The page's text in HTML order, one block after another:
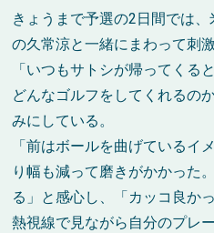
きょうまで予選の2日間では
の久常涼と一緒にまわって刺
「いつもサトシが帰ってくる
どんなゴルフをしてくれるの
みにしている。
「前はボールを曲げているイ
り幅も減って磨きがかかった
る」と感心し、「カッコ良か
熱視線で見ながら自分のプレ